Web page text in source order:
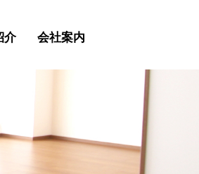
介 会社案内